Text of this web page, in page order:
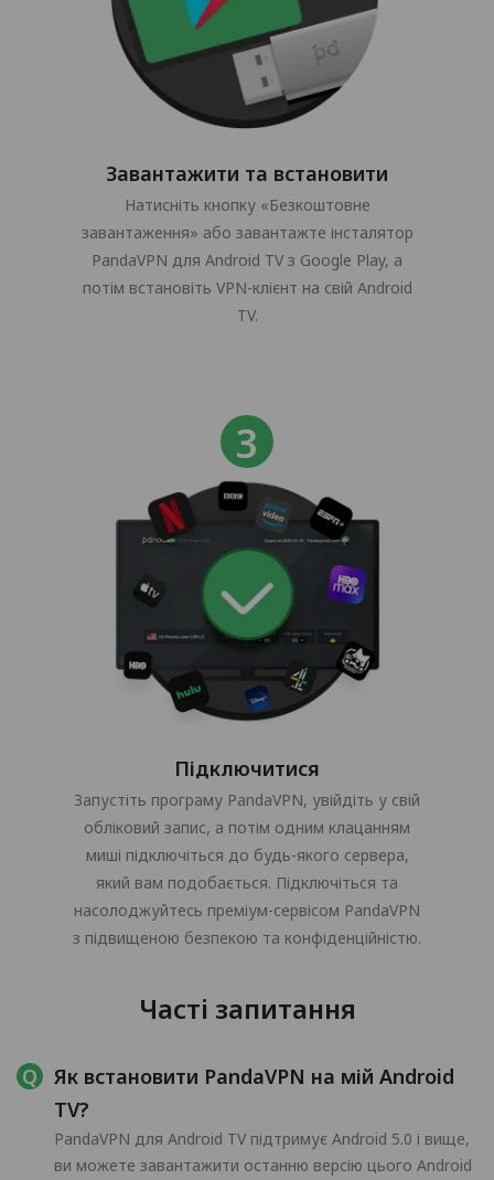
Завантажити та встановити
Натисніть кнопку «Безкоштовне
завантаження» або завантажте інсталятор
PandaVPN для Android TV з Google Play, а
потім встановіть VPN-клієнт на свій Android
TV.
Підключитися
Запустіть програму PandaVPN, увійдіть у свій
обліковий запис, а потім одним клацанням
миші підключіться до будь-якого сервера,
який вам подобається. Підключіться та
насолоджуйтесь преміум-сервісом PandaVPN
з підвищеною безпекою та конфіденційністю.
Часті запитання
Як встановити PandaVPN на мій Android
TV?
PandaVPN для Android TV підтримує Android 5.0 і вище,
ви можете завантажити останню версію цього Android